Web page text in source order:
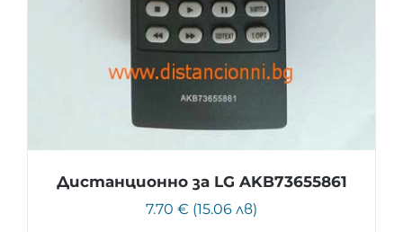
Дистанционно за LG AKB73655861
7.70 € (15.06 лв)